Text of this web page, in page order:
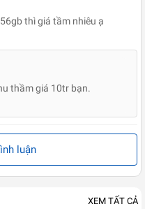
thì giá tầm nhiêu ạ
thầm giá 10tr bạn.
luận
XEM TẤT CẢ